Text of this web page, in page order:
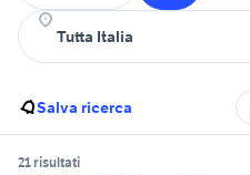
Salva ricerca
21 risultati